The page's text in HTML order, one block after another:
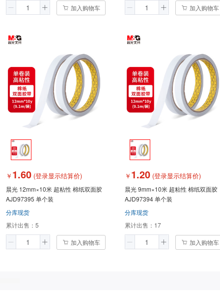
加入购物车 加入购物车
￥ 1.60 (登录显示结算价)
晨光 12mm×10米 超粘性 棉纸双面胶
AJD97395 单个装
分库现货
累计出售： 5
加入购物车
￥ 1.20 (登录显示结算价)
晨光 9mm×10米 超粘性 棉纸双面胶
AJD97394 单个装
分库现货
累计出售： 17
加入购物车